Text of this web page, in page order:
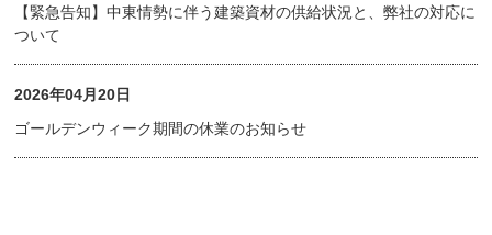
【緊急告知】中東情勢に伴う建築資材の供給状況と、弊社の対応に
ついて
2026年04月20日
ゴールデンウィーク期間の休業のお知らせ